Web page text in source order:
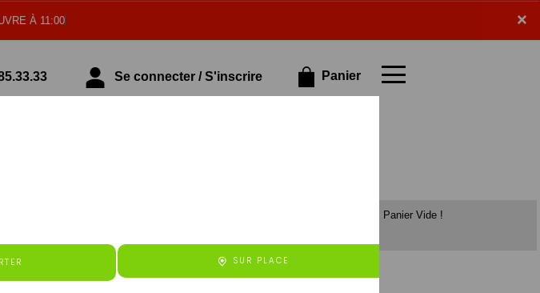
×
À 11:00
Se connecter / S'inscrire Panier
×
Panier Vide !